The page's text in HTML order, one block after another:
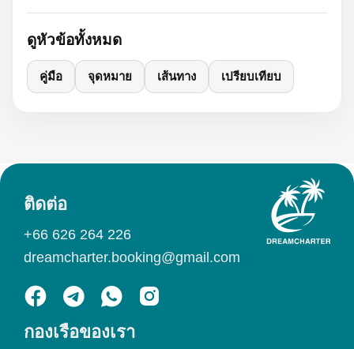
ดูหัวข้อทั้งหมด
คู่มือ จุดหมาย เส้นทาง เปรียบเทียบ
กองเรือของเรา
ติดต่อ
+66 626 264 226
dreamcharter.booking@gmail.com